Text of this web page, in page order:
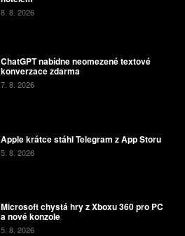
8. 8. 2026
ChatGPT nabídne neomezené textové
konverzace zdarma
7. 8. 2026
Apple krátce stáhl Telegram z App Storu
5. 8. 2026
Microsoft chystá hry z Xboxu 360 pro PC
a nové konzole
5. 8. 2026